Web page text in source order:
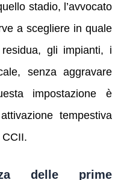
stadio, l’avvocato
a scegliere in quale
gli impianti, i
senza aggravare
impostazione è
tempestiva
delle prime